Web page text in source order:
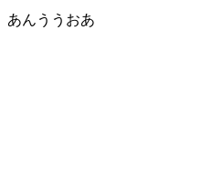
あんううおあ